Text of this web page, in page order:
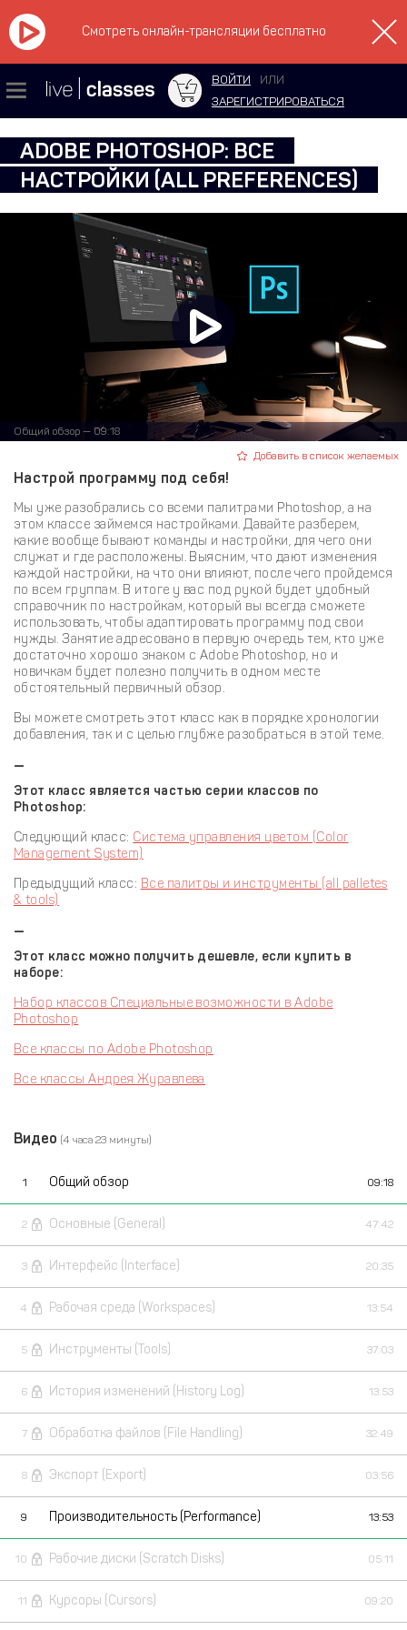
Смотреть онлайн-трансляции бесплатно
ВОЙТИ
ИЛИ
ЗАРЕГИСТРИРОВАТЬСЯ
ADOBE PHOTOSHOP: ВСЕ
НАСТРОЙКИ (ALL PREFERENCES)
Общий обзор — 09:18
Добавить в список желаемых
Настрой программу под себя!
Мы уже разобрались со всеми палитрами Photoshop, а на
этом классе займемся настройками. Давайте разберем,
какие вообще бывают команды и настройки, для чего они
служат и где расположены. Выясним, что дают изменения
каждой настройки, на что они влияют, после чего пройдемся
по всем группам. В итоге у вас под рукой будет удобный
справочник по настройкам, который вы всегда сможете
использовать, чтобы адаптировать программу под свои
нужды. Занятие адресовано в первую очередь тем, кто уже
достаточно хорошо знаком с Adobe Photoshop, но и
новичкам будет полезно получить в одном месте
обстоятельный первичный обзор.
Вы можете смотреть этот класс как в порядке хронологии
добавления, так и с целью глубже разобраться в этой теме.
—
Этот класс является частью серии классов по
Photoshop:
Следующий класс: Система управления цветом (Color
Management System)
Предыдущий класс: Все палитры и инструменты (all palletes
& tools)
—
Этот класс можно получить дешевле, если купить в
наборе:
Набор классов Специальные возможности в Adobe
Photoshop
Все классы по Adobe Photoshop
Все классы Андрея Журавлева
Видео (4 часа 23 минуты)
1 Общий обзор 09:18
2 Основные (General) 47:42
3 Интерфейс (Interface) 20:35
4 Рабочая среда (Workspaces) 13:54
5 Инструменты (Tools) 37:03
6 История изменений (History Log) 13:53
7 Обработка файлов (File Handling) 32:49
8 Экспорт (Export) 03:56
9 Производительность (Performance) 13:53
10 Рабочие диски (Scratch Disks) 05:11
11 Курсоры (Cursors) 09:20